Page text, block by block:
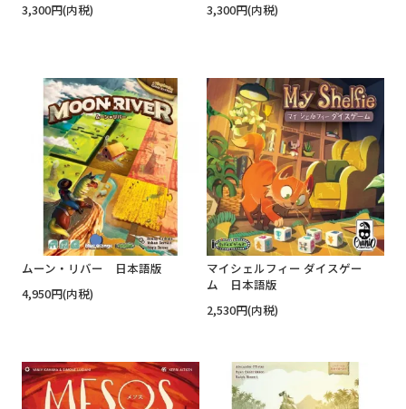
3,300円(内税)
3,300円(内税)
ムーン・リバー 日本語版
4,950円(内税)
マイシェルフィー ダイスゲー
ム 日本語版
2,530円(内税)